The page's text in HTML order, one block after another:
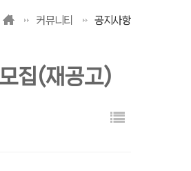
커뮤니티 공지사항
집(재공고)